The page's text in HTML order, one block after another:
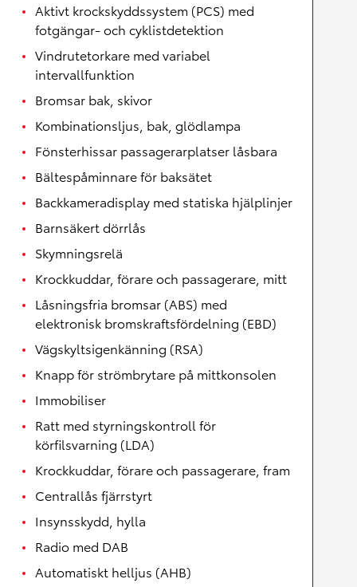
Aktivt krockskyddssystem (PCS) med
fotgängar- och cyklistdetektion
Vindrutetorkare med variabel
intervallfunktion
Bromsar bak, skivor
Kombinationsljus, bak, glödlampa
Fönsterhissar passagerarplatser låsbara
Bältespåminnare för baksätet
Backkameradisplay med statiska hjälplinjer
Barnsäkert dörrlås
Skymningsrelä
Krockkuddar, förare och passagerare, mitt
Låsningsfria bromsar (ABS) med
elektronisk bromskraftsfördelning (EBD)
Vägskyltsigenkänning (RSA)
Knapp för strömbrytare på mittkonsolen
Immobiliser
Ratt med styrningskontroll för
körfilsvarning (LDA)
Krockkuddar, förare och passagerare, fram
Centrallås fjärrstyrt
Insynsskydd, hylla
Radio med DAB
Automatiskt helljus (AHB)